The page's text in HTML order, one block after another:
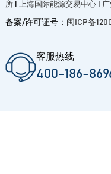
所| 上海国际能源交易中心|
备案/许可证号： 闽ICP备
客服热线
400-186-